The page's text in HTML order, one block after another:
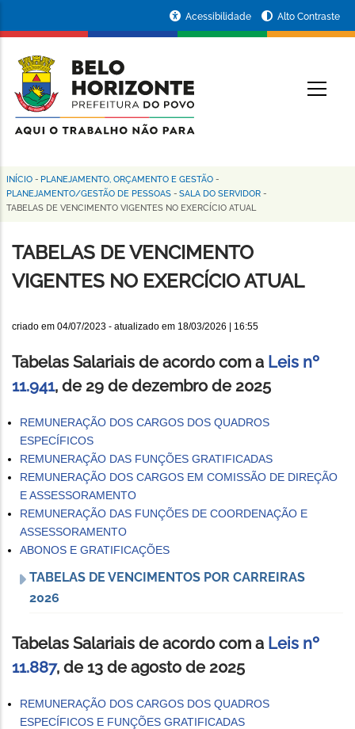
conteúdo
principal
da
Prefeitura
de
Horizonte
Acessibilidade Alto Contraste
Trilha
de
navegação
INÍCIO - PLANEJAMENTO, ORÇAMENTO E GESTÃO -
PLANEJAMENTO/GESTÃO DE PESSOAS - SALA DO SERVIDOR -
TABELAS DE VENCIMENTO VIGENTES NO EXERCÍCIO ATUAL
TABELAS DE VENCIMENTO
VIGENTES NO EXERCÍCIO ATUAL
criado em 04/07/2023 - atualizado em 18/03/2026 | 16:55
Tabelas Salariais de acordo com a Leis nº
11.941, de 29 de dezembro de 2025
REMUNERAÇÃO DOS CARGOS DOS QUADROS
ESPECÍFICOS
REMUNERAÇÃO DAS FUNÇÕES GRATIFICADAS
REMUNERAÇÃO DOS CARGOS EM COMISSÃO DE DIREÇÃO
E ASSESSORAMENTO
REMUNERAÇÃO DAS FUNÇÕES DE COORDENAÇÃO E
ASSESSORAMENTO
ABONOS E GRATIFICAÇÕES
TABELAS DE VENCIMENTOS POR CARREIRAS
2026
Tabelas Salariais de acordo com a Leis nº
11.887, de 13 de agosto de 2025
REMUNERAÇÃO DOS CARGOS DOS QUADROS
ESPECÍFICOS E FUNÇÕES GRATIFICADAS